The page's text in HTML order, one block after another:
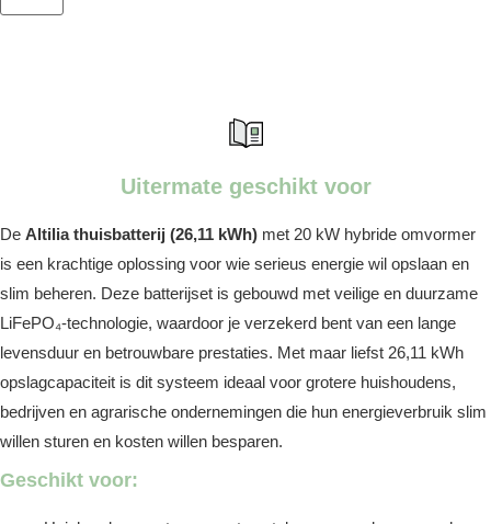
Uitermate geschikt voor
De Altilia thuisbatterij (26,11 kWh) met 20 kW hybride omvormer
is een krachtige oplossing voor wie serieus energie wil opslaan en
slim beheren. Deze batterijset is gebouwd met veilige en duurzame
LiFePO₄-technologie, waardoor je verzekerd bent van een lange
levensduur en betrouwbare prestaties. Met maar liefst 26,11 kWh
opslagcapaciteit is dit systeem ideaal voor grotere huishoudens,
bedrijven en agrarische ondernemingen die hun energieverbruik slim
willen sturen en kosten willen besparen.
Geschikt voor: